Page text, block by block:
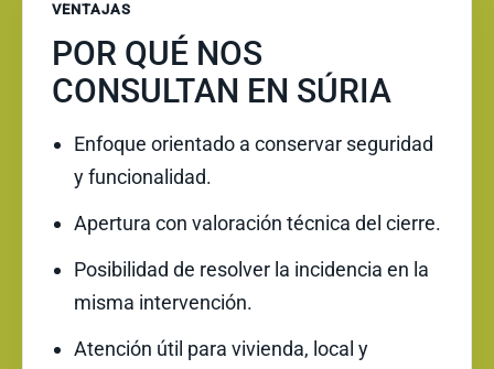
VENTAJAS
POR QUÉ NOS
CONSULTAN EN SÚRIA
Enfoque orientado a conservar seguridad
y funcionalidad.
Apertura con valoración técnica del cierre.
Posibilidad de resolver la incidencia en la
misma intervención.
Atención útil para vivienda, local y